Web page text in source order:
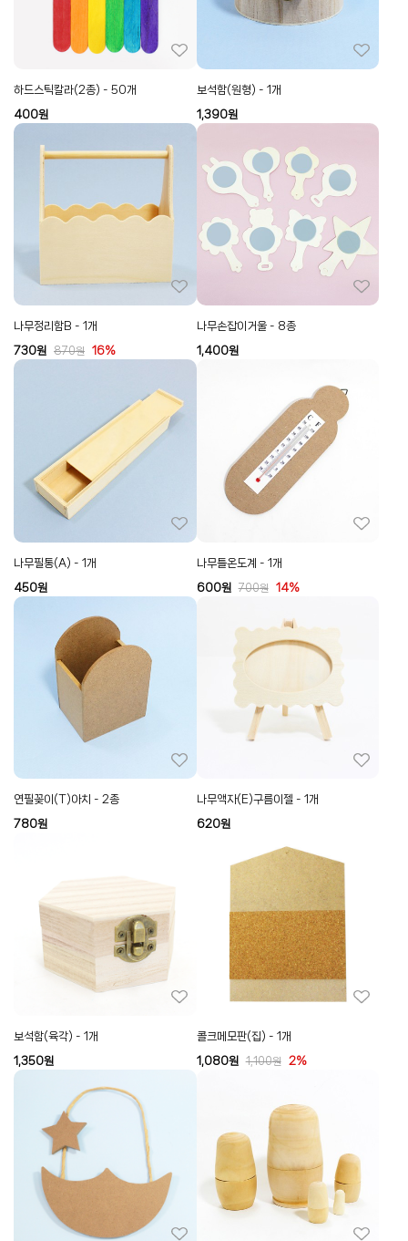
하드스틱칼라(2종) - 50개
400원
보석함(원형) - 1개
1,390원
나무정리함B - 1개
730원 870원 16%
나무손잡이거울 - 8종
1,400원
나무필통(A) - 1개
450원
나무틀온도계 - 1개
600원 700원 14%
연필꽂이(T)아치 - 2종
780원
나무액자(E)구름이젤 - 1개
620원
보석함(육각) - 1개
1,350원
콜크메모판(집) - 1개
1,080원 1,100원 2%